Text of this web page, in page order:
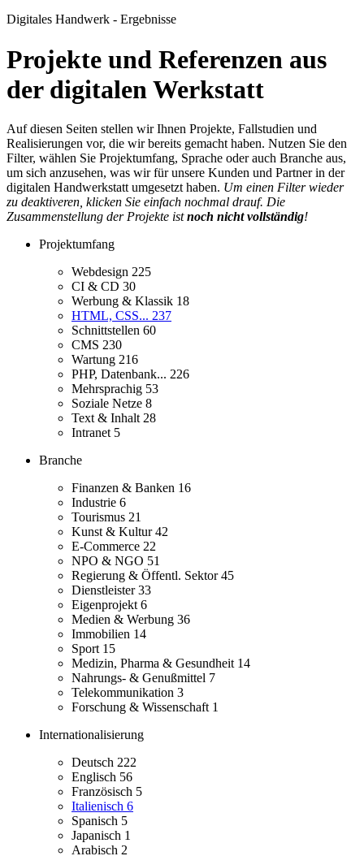
Digitales Handwerk - Ergebnisse
Projekte und Referenzen aus
der digitalen Werkstatt
Auf diesen Seiten stellen wir Ihnen Projekte, Fallstudien und
Realisierungen vor, die wir bereits gemacht haben. Nutzen Sie den
Filter, wählen Sie Projektumfang, Sprache oder auch Branche aus,
um sich anzusehen, was wir für unsere Kunden und Partner in der
digitalen Handwerkstatt umgesetzt haben. Um einen Filter wieder
zu deaktiveren, klicken Sie einfach nochmal drauf. Die
Zusammenstellung der Projekte istnoch nicht vollständig!
Projektumfang
Webdesign 225
CI & CD 30
Werbung & Klassik 18
HTML, CSS... 237
Schnittstellen 60
CMS 230
Wartung 216
PHP, Datenbank... 226
Mehrsprachig 53
Soziale Netze 8
Text & Inhalt 28
Intranet 5
Branche
Finanzen & Banken 16
Industrie 6
Tourismus 21
Kunst & Kultur42
E-Commerce 22
NPO & NGO 51
Regierung & Öffentl. Sektor45
Dienstleister33
Eigenprojekt 6
Medien & Werbung 36
Immobilien 14
Sport 15
Medizin, Pharma & Gesundheit 14
Nahrungs- & Genußmittel 7
Telekommunikation 3
Forschung & Wissenschaft 1
Internationalisierung
Deutsch 222
Englisch 56
Französisch 5
Italienisch 6
Spanisch 5
Japanisch 1
Arabisch 2